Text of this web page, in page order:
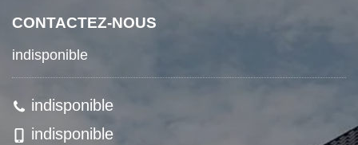
CONTACTEZ-NOUS
indisponible
indisponible
indisponible